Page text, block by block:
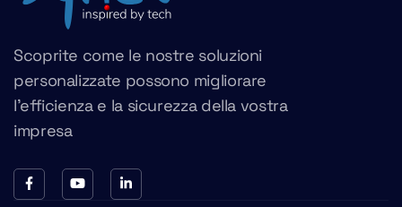
Scoprite come le nostre soluzioni
personalizzate possono migliorare
l’efficienza e la sicurezza della vostra
impresa